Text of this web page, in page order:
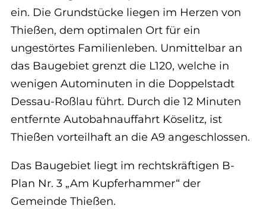
ein. Die Grundstücke liegen im Herzen von
Thießen, dem optimalen Ort für ein
ungestörtes Familienleben. Unmittelbar an
das Baugebiet grenzt die L120, welche in
wenigen Autominuten in die Doppelstadt
Dessau-Roßlau führt. Durch die 12 Minuten
entfernte Autobahnauffahrt Köselitz, ist
Thießen vorteilhaft an die A9 angeschlossen.
Das Baugebiet liegt im rechtskräftigen B-
Plan Nr. 3 „Am Kupferhammer“ der
Gemeinde Thießen.